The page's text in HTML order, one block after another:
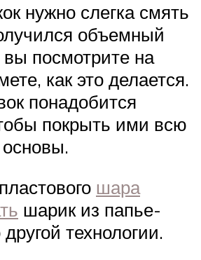
нужно слегка смять
объемный
посмотрите на
как это делается.
понадобится
покрыть ими всю
шара
шарик из папье-
технологии.